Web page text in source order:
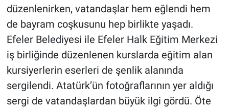
düzenlenirken, vatandaşlar hem eğlendi hem
de bayram coşkusunu hep birlikte yaşadı.
Efeler Belediyesi ile Efeler Halk Eğitim Merkezi
iş birliğinde düzenlenen kurslarda eğitim alan
kursiyerlerin eserleri de şenlik alanında
sergilendi. Atatürk’ün fotoğraflarının yer aldığı
sergi de vatandaşlardan büyük ilgi gördü. Öte